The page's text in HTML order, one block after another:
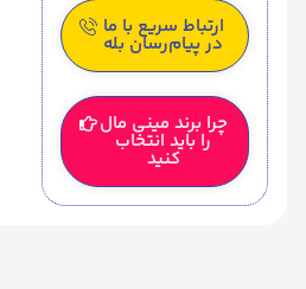
ارتباط سریع با ما
در پیام‌رسان بله
چرا برند مینی مال
را باید انتخاب
کنید